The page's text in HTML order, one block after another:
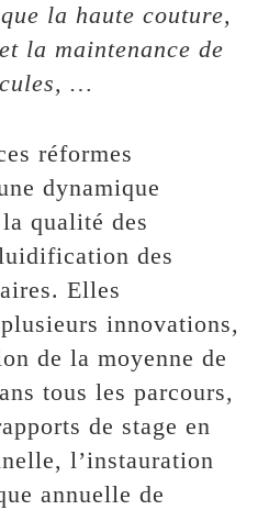
la haute couture,
la maintenance de
…
réformes
dynamique
qualité des
des
Elles
innovations,
de la moyenne de
tous les parcours,
de stage en
l’instauration
annuelle de